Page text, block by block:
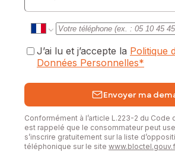
J’ai lu et j’accepte la Politique
Données Personnelles*
Envoyer ma
Conformément à l’article L.223-2 du Code
est rappelé que le consommateur peut
s’inscrire gratuitement sur la liste
téléphonique sur le site